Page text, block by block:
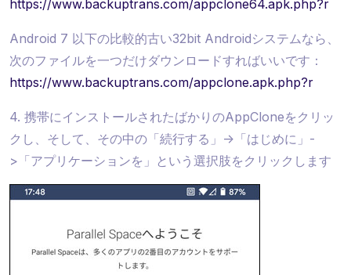
https://www.backuptrans.com/appclone64.apk.php?r
Android 7 以下の比較的古い32bit Androidシステムなら、
次のファイルを一つだけダウンロードすればいいです：
https://www.backuptrans.com/appclone.apk.php?r
4. 携帯にインストールされたばかりのAppCloneをクリッ
クし、そして、その中の「続行する」->「はじめに」-
>「アプリケーションを」という選択肢をクリックします